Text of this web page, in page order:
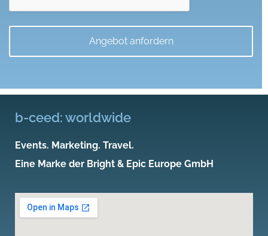
b-ceed: worldwide
Events. Marketing. Travel.
Eine Marke der Bright & Epic Europe GmbH